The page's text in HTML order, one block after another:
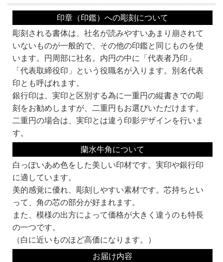
なお、カートに入れただけではお買い上げにはなりませんので、ご安心ください。
■カートへの入力の方法について■
・書体ならびに用途とデザインをお選びください。
・彫刻文字 社名欄に彫刻する社名をお入れください。（例：株式会社京都光林
堂）
・彫刻文字 内文欄に役職名をお入れください。（例：代表取締役之印）
■書体見本一覧：
印章（印鑑）への彫刻について
彫刻される書体は、社名が読みやすいあまり崩されて
いないものが一般的で、その他の印鑑と同じものを使
います。円周部に社名。内円の中に「代表者乃印」
「代表取締役印」という役職名が入ります。別名代表
印とも呼ばれます。
銀行印は、実印と区別する為に一重円の縦書きでの彫
刻をお勧めしますが、二重円もお選びいただけます。
二重円の場合は、実印とは違う印影デザインを行いま
す。
蘭水牛角について
白っぽいあめ色をした美しい印材です。実印や銀行印
に適しています。
美的感覚に優れ、彫刻しやすい素材です。芯持ちとい
って、角の芯の部分が好まれます。
また、模様の出方によって価格が大きく違うのも特長
の一つです。
（白に近いものほど高価になります。）
お届け内容